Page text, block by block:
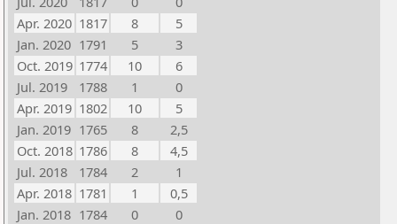
Apr. 2020 1817 8
5
Jan. 2020 1791 5
3
Oct. 2019 1774 10
6
Jul. 2019
1788 1
0
Apr. 2019 1802 10
5
Jan. 2019 1765 8
2,5
Oct. 2018 1786 8
4,5
Jul. 2018
1784 2
1
Apr. 2018 1781 1
0,5
Jan. 2018 1784 0
0